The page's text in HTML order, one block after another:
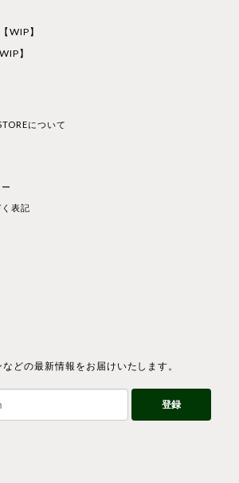
WIP】
】
について
表記
どの最新情報をお届けいたします。
登録